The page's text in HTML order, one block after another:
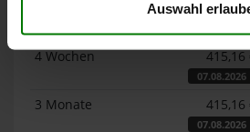
Auswahl
4 Wochen
415,16
07.08.2026
3 Monate 415,16
07.08.2026